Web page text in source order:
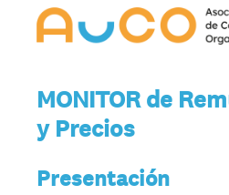
MONITOR de
y Precios
Presentación